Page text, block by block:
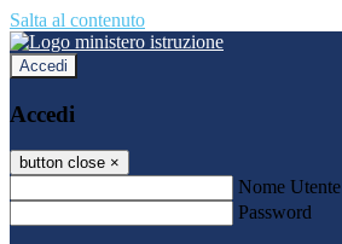
Salta al contenuto
Accedi
Accedi
button close ×
Nome Utente
Password